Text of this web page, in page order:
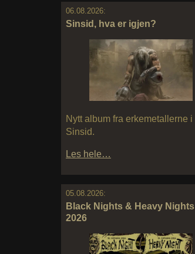
06.08.2026:
Sinsid, hva er igjen?
Nytt album fra erkemetallerne i
Sinsid.
Les hele…
05.08.2026:
Black Nights & Heavy Nights
2026